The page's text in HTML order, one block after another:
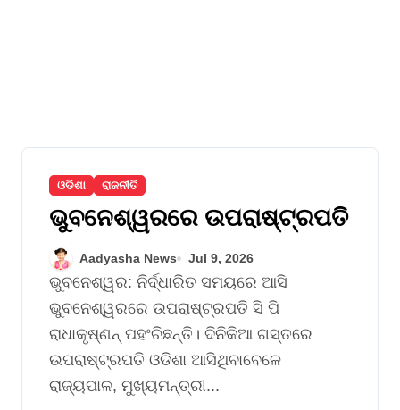
ଓଡିଶା ରାଜନୀତି
ଭୁବନେଶ୍ୱରରେ ଉପରାଷ୍ଟ୍ରପତି
Aadyasha News Jul 9, 2026
ଭୁବନେଶ୍ୱର: ନିର୍ଦ୍ଧାରିତ ସମୟରେ ଆସି
ଭୁବନେଶ୍ୱରରେ ଉପରାଷ୍ଟ୍ରପତି ସି ପି
ରାଧାକୃଷ୍ଣନ୍ ପହଂଚିଛନ୍ତି। ଦିନିକିଆ ଗସ୍ତରେ
ଉପରାଷ୍ଟ୍ରପତି ଓଡିଶା ଆସିଥିବାବେଳେ
ରାଜ୍ୟପାଳ, ମୁଖ୍ୟମନ୍ତ୍ରୀ...